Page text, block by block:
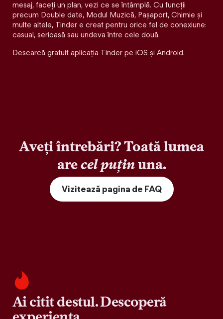
mesaj, faceți un plan, vezi ce se întâmplă. Cu funcții
precum Double date, Modul Muzică, Pașaport, Chimie și
multe altele, Tinder e creat pentru orice fel de conexiune:
casual, serioasă sau undeva între cele două.
Descarcă gratuit aplicația Tinder pe iOS și Android.
Aveți întrebări? Toată lumea
arecel puținuna.
Vizitează pagina de FAQ
Ai citit destul. Descoperă